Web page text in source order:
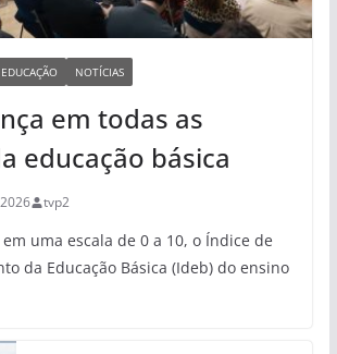
EDUCAÇÃO NOTÍCIAS
em todas as
educação básica
tvp2
uma escala de 0 a 10, o Índice de
da Educação Básica (Ideb) do ensino